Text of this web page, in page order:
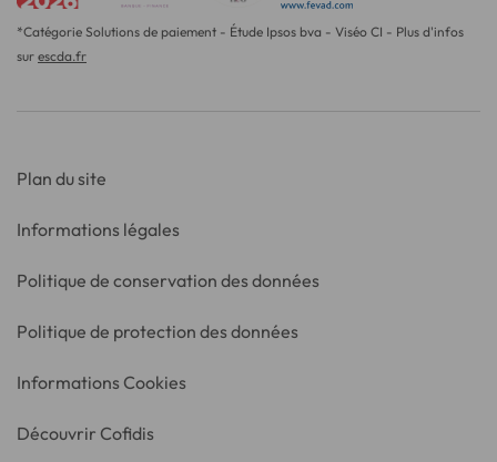
*Catégorie Solutions de paiement - Étude Ipsos bva - Viséo CI - Plus d'infos
sur escda.fr
Plan du site
Informations légales
Politique de conservation des données
Politique de protection des données
Informations Cookies
Découvrir Cofidis